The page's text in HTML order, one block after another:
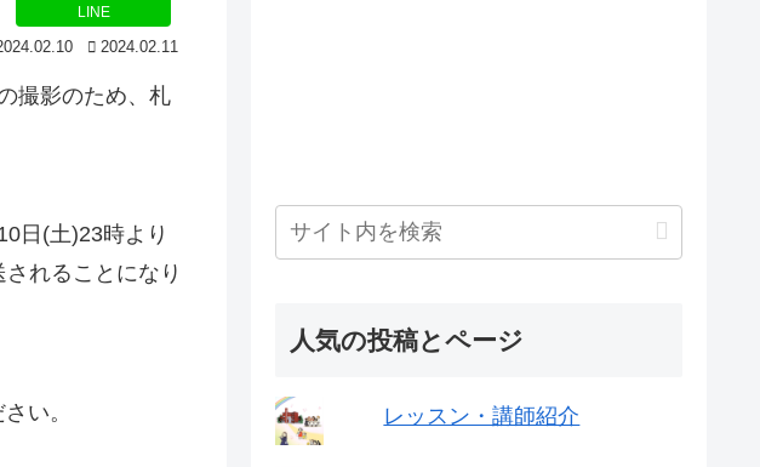
LINE
2024.02.11
撮影のため、札
日(土)23時より
れることになり
い。
人気の投稿とページ
レッスン・講師紹介